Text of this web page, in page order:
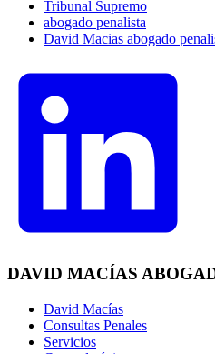
Tribunal Supremo
abogado penalista
David Macias abogado
DAVID MACÍAS
David Macías
Consultas Penales
Servicios